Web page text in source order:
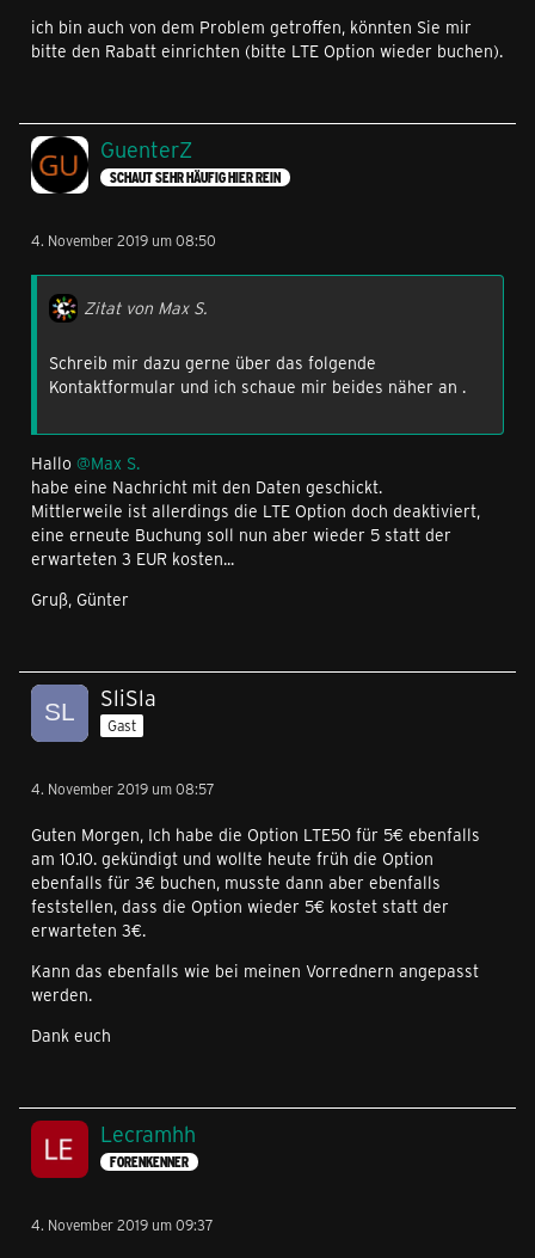
ich bin auch von dem Problem getroffen, könnten Sie mir
bitte den Rabatt einrichten (bitte LTE Option wieder buchen).
GuenterZ
SCHAUT SEHR HÄUFIG HIER REIN
4. November 2019 um 08:50
Zitat von Max S.
Schreib mir dazu gerne über das folgende
Kontaktformular und ich schaue mir beides näher an .
Hallo @Max S.
habe eine Nachricht mit den Daten geschickt.
Mittlerweile ist allerdings die LTE Option doch deaktiviert,
eine erneute Buchung soll nun aber wieder 5 statt der
erwarteten 3 EUR kosten...
Gruß, Günter
SliSla
Gast
4. November 2019 um 08:57
Guten Morgen, Ich habe die Option LTE50 für 5€ ebenfalls
am 10.10. gekündigt und wollte heute früh die Option
ebenfalls für 3€ buchen, musste dann aber ebenfalls
feststellen, dass die Option wieder 5€ kostet statt der
erwarteten 3€.
Kann das ebenfalls wie bei meinen Vorrednern angepasst
werden.
Dank euch
Lecramhh
FORENKENNER
4. November 2019 um 09:37